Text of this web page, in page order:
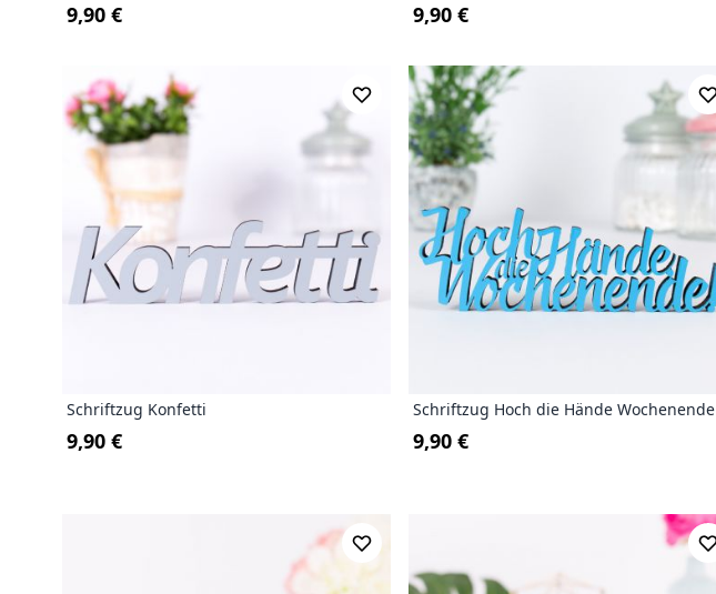
9,90 € 9,90 €
Schriftzug Konfetti
9,90 €
Schriftzug Hoch die Hände Wochenende
9,90 €